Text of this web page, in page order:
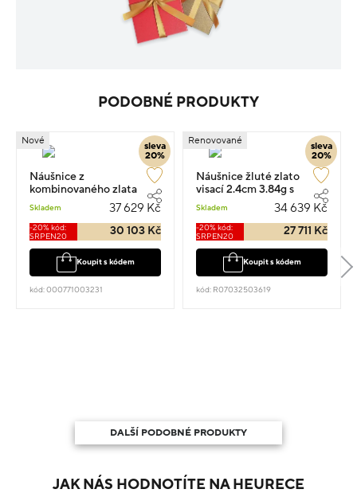
PODOBNÉ PRODUKTY
sleva
20%
Nové
Náušnice z
kombinovaného zlata
květina visací 2cm 8.25g
Skladem 37 629 Kč
-20% kód:
SRPEN20
30 103 Kč
Koupit s kódem
kód: 000771003231
sleva
20%
Renovované
Náušnice žluté zlato
visací 2.4cm 3.84g s
diamantem 0.400ct
Skladem 34 639 Kč
-20% kód:
SRPEN20
27 711 Kč
Koupit s kódem
kód: R07032503619
DALŠÍ PODOBNÉ PRODUKTY
JAK NÁS HODNOTÍTE NA HEURECE